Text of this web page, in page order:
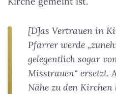
[D]as Vertrauen in
Pfarrer werde
gelegentlich sogar
Misstrauen“ ersetzt.
Nähe zu den